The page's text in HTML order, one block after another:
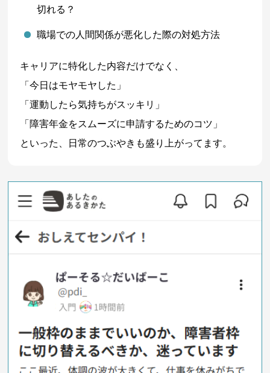
切れる？
職場での人間関係が悪化した際の対処方法
キャリアに特化した内容だけでなく、
「今日はモヤモヤした」
「運動したら気持ちがスッキリ」
「障害年金をスムーズに申請するためのコツ」
といった、日常のつぶやきも盛り上がってます。